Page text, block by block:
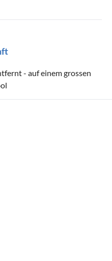
- auf einem grossen